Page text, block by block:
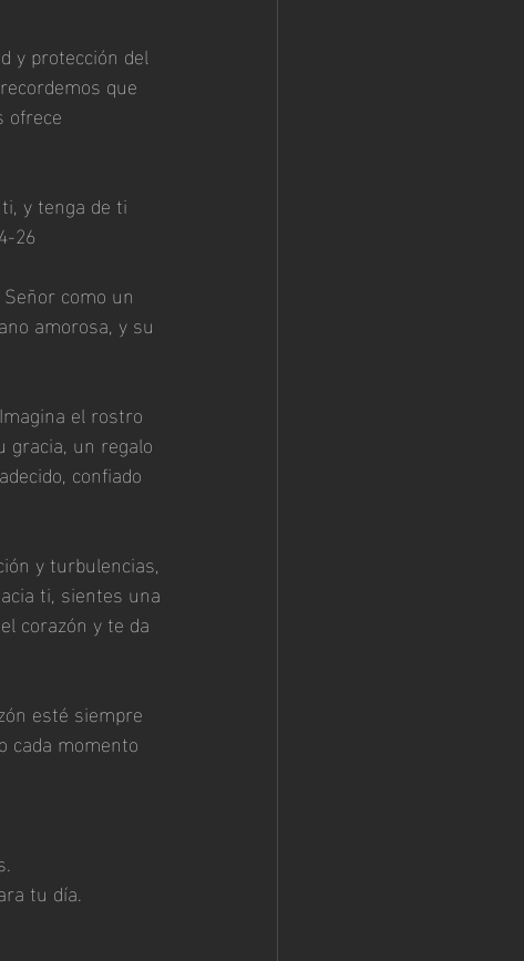
y protección del
que
ofrece
y tenga de ti
26
como un
amorosa, y su
el rostro
gracia, un regalo
confiado
y turbulencias,
ti, sientes una
corazón y te da
esté siempre
cada momento
tu día.